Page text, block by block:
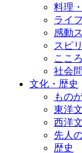
料理
ライ
感動
スピ
ここ
社会
文化・歴史
もの
東洋
西洋
先人
歴史